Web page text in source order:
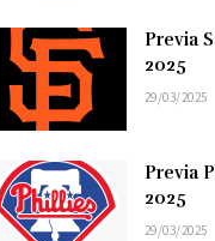
Previa
2025
29/03/2025
Previa
2025
29/03/2025